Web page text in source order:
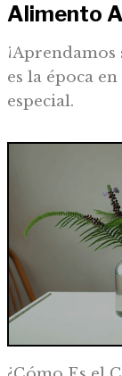
Alimento
es la época
especial.